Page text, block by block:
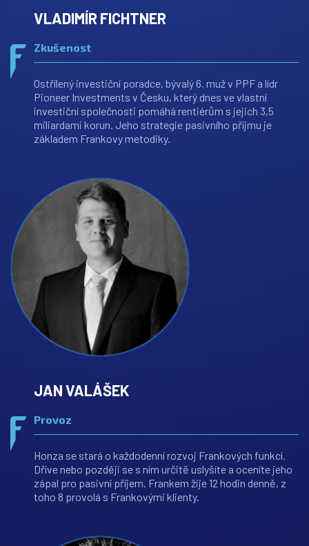
VLADIMÍR FICHTNER
Zkušenost
Ostřílený investiční poradce, bývalý 6. muž v PPF a lídr
Pioneer Investments v Česku, který dnes ve vlastní
investiční společnosti pomáhá rentiérům s jejich 3,5
miliardami korun. Jeho strategie pasivního příjmu je
základem Frankovy metodiky.
JAN VALÁŠEK
Provoz
Honza se stará o každodenní rozvoj Frankových funkcí.
Dříve nebo později se s ním určitě uslyšíte a oceníte jeho
zápal pro pasivní příjem. Frankem žije 12 hodin denně, z
toho 8 provolá s Frankovými klienty.